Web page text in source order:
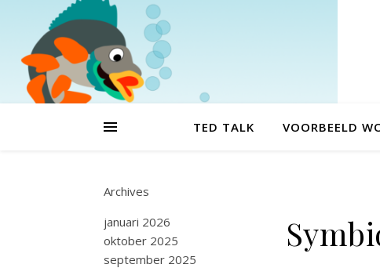
TED TALK VOORBEELD
Archives
januari 2026
oktober 2025
september 2025